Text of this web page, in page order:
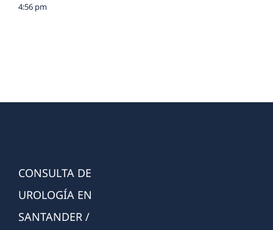
4:56 pm
CONSULTA DE
UROLOGÍA EN
SANTANDER /